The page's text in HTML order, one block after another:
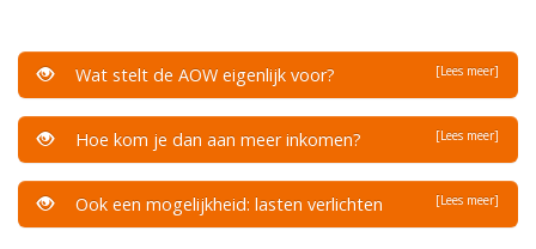
Wat stelt de AOW eigenlijk voor? [Lees meer]
Hoe kom je dan aan meer inkomen? [Lees meer]
Ook een mogelijkheid: lasten verlichten [Lees meer]